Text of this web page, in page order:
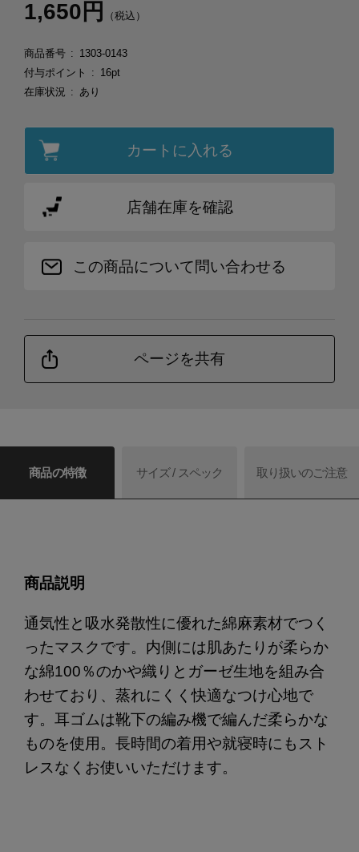
1,650円 （税込）
商品番号
1303-0143
付与ポイント
16pt
在庫状況
あり
カートに入れる
店舗在庫を確認
この商品について問い合わせる
ページを共有
商品の特徴 サイズ / スペック 取り扱いのご注意
商品説明
通気性と吸水発散性に優れた綿麻素材でつく
ったマスクです。内側には肌あたりが柔らか
な綿100％のかや織りとガーゼ生地を組み合
わせており、蒸れにくく快適なつけ心地で
す。耳ゴムは靴下の編み機で編んだ柔らかな
ものを使用。長時間の着用や就寝時にもスト
レスなくお使いいただけます。